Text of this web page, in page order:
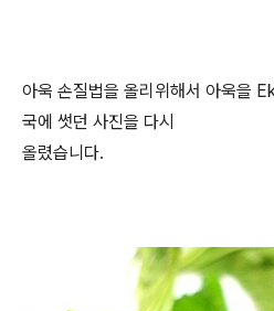
아욱 손질법을 올리위해서 아욱을
국에 썻던 사진을 다시
올렸습니다.